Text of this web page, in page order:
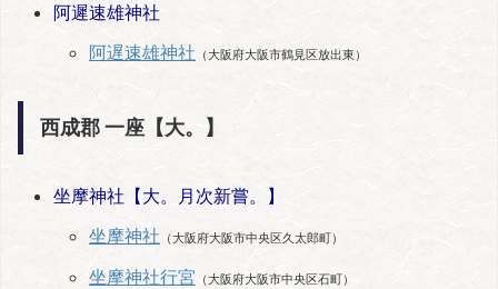
阿遲速雄神社
阿遅速雄神社 （大阪府大阪市鶴見区放出東）
西成郡 一座【大。】
坐摩神社【大。月次新嘗。】
坐摩神社 （大阪府大阪市中央区久太郎町）
坐摩神社行宮 （大阪府大阪市中央区石町）